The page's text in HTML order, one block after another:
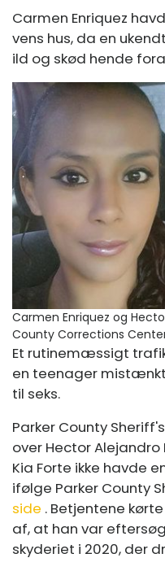
Carmen Enriquez
vens hus, da en
ild og skød hende
Carmen Enriquez og
County Corrections
Et rutinemæssigt
en teenager
til seks.
Parker County
over Hector Alejandro
Kia Forte ikke havde
ifølge Parker County
side . Betjentene
af, at han var
skyderiet i 2020, der